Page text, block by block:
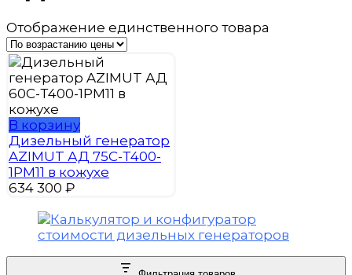
Отображение единственного товара
В корзину
Дизельный генератор
AZIMUT АД 75С-Т400-
1РМ11 в кожухе
634 300 ₽